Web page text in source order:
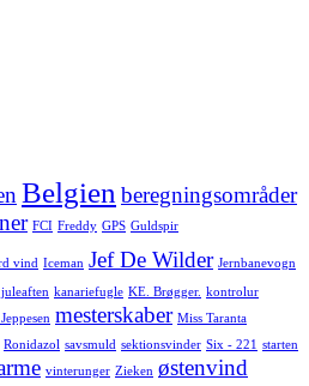
Belgien beregningsområder
FCI Freddy GPS Guldspir
vind Iceman Jef De Wilder Jernbanevogn
juleaften kanariefugle KE. Brøgger. kontrolur
mesterskaber Miss Taranta
Ronidazol savsmuld sektionsvinder Six - 221
starten
vinterunger Zieken østenvind